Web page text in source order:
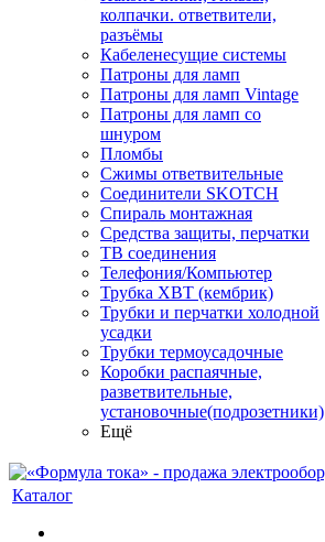
колпачки. ответвители,
разъёмы
Кабеленесущие системы
Патроны для ламп
Патроны для ламп Vintage
Патроны для ламп со
шнуром
Пломбы
Сжимы ответвительные
Соединители SKOTCH
Спираль монтажная
Средства защиты, перчатки
ТВ соединения
Телефония/Компьютер
Трубка ХВТ (кембрик)
Трубки и перчатки холодной
усадки
Трубки термоусадочные
Коробки распаячные,
разветвительные,
установочные(подрозетники)
Ещё
Каталог